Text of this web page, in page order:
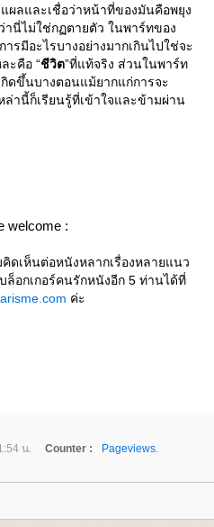
ผลและเชื่อว่าหน้าที่ของมันคือพยุง
นี่ไม่ใช่กฏตายตัว ในพาร์ทของ
รมีอะไรบางอย่างมากเกินไปใช่จะ
ะคือ “ชีวิต”ที่แท้จริง ส่วนในพาร์ท
ดขึ้นบางตอนแม้ยากแก่การจะ
ล่านี้ก็เรียนรู้ที่เข้าใจและข้ามผ่าน
welcome :
ดเห็นต่อหนังหลากเรื่องหลายแนว
อกเกอร์คนรักหนังอีก 5 ท่านได้ที่
ค่ะ
น. Counter :
Pageviews.